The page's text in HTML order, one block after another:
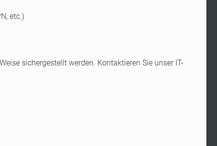
etc.)
sichergestellt werden. Kontaktieren Sie unser IT-